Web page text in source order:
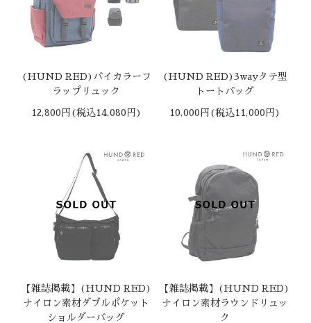
(HUND RED)バイカラーフ
ラップリュック
12,800円(税込14,080円)
(HUND RED)3wayタテ型
トートバッグ
10,000円(税込11,000円)
【雑誌掲載】(HUND RED)
ナイロン素材ダブルポケット
ショルダーバッグ
【雑誌掲載】(HUND RED)
ナイロン素材ラウンドリュッ
ク